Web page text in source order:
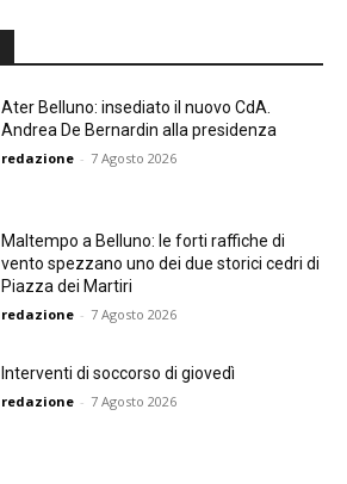
Ater Belluno: insediato il nuovo CdA.
Andrea De Bernardin alla presidenza
redazione - 7 Agosto 2026
Maltempo a Belluno: le forti raffiche di
vento spezzano uno dei due storici cedri di
Piazza dei Martiri
redazione - 7 Agosto 2026
Interventi di soccorso di giovedì
redazione - 7 Agosto 2026